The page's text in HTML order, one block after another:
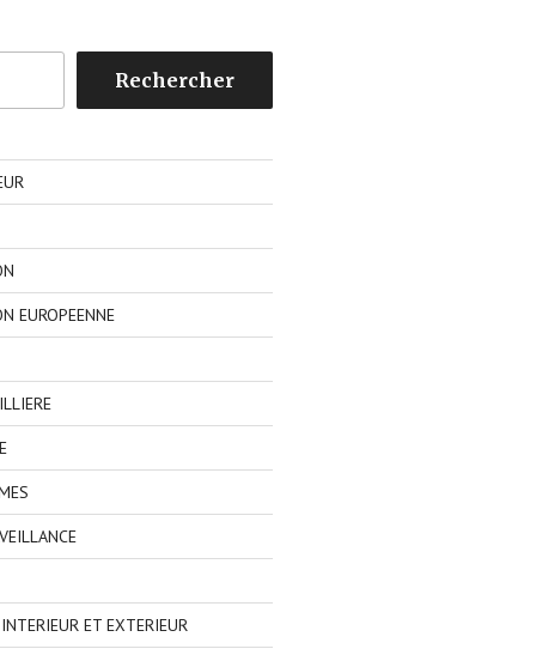
Rechercher
EUROPEENNE
ET EXTERIEUR